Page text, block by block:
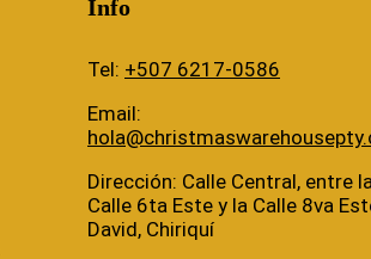
Info
Tel: +507 6217-0586
Email:
Dirección: Calle Central, entre
Calle 6ta Este y la Calle 8va
David, Chiriquí